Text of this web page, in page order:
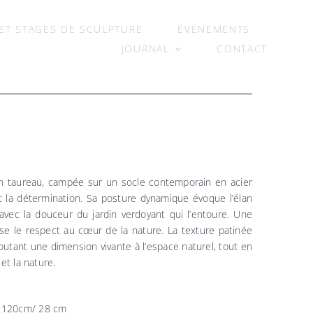
STAGES DE SCULPTURE
ÉVÈNEMENTS
JOURNAL
CONTACT
taureau, campée sur un socle contemporain en acier
détermination. Sa posture dynamique évoque l’élan
la douceur du jardin verdoyant qui l’entoure. Une
le respect au cœur de la nature. La texture patinée
une dimension vivante à l’espace naturel, tout en
la nature.
28 cm